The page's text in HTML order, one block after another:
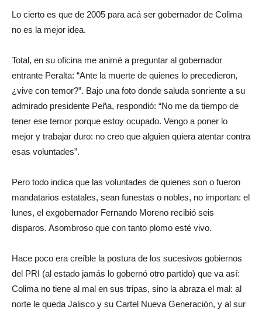
Lo cierto es que de 2005 para acá ser gobernador de Colima
no es la mejor idea.
Total, en su oficina me animé a preguntar al gobernador
entrante Peralta: “Ante la muerte de quienes lo precedieron,
¿vive con temor?”. Bajo una foto donde saluda sonriente a su
admirado presidente Peña, respondió: “No me da tiempo de
tener ese temor porque estoy ocupado. Vengo a poner lo
mejor y trabajar duro: no creo que alguien quiera atentar contra
esas voluntades”.
Pero todo indica que las voluntades de quienes son o fueron
mandatarios estatales, sean funestas o nobles, no importan: el
lunes, el exgobernador Fernando Moreno recibió seis
disparos. Asombroso que con tanto plomo esté vivo.
Hace poco era creíble la postura de los sucesivos gobiernos
del PRI (al estado jamás lo gobernó otro partido) que va así:
Colima no tiene al mal en sus tripas, sino la abraza el mal: al
norte le queda Jalisco y su Cartel Nueva Generación, y al sur